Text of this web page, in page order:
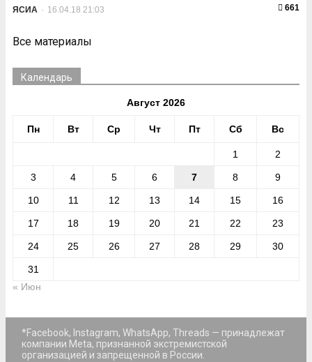
ЯСИА - 16.04.18 21:03 661
Все материалы
Календарь
Август 2026
Пн Вт Ср Чт Пт Сб Вс
1 2
3 4 5 6 7 8 9
10 11 12 13 14 15 16
17 18 19 20 21 22 23
24 25 26 27 28 29 30
31
« Июн
*Facebook, Instagram, WhatsApp, Threads — принадлежат
компании Meta, признанной экстремистской
организацией и запрещенной в России.